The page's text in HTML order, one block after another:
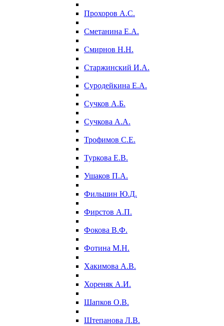
Прохоров А.С.
Сметанина Е.А.
Смирнов Н.Н.
Старжинский И.А.
Суродейкина Е.А.
Сучков А.Б.
Сучкова А.А.
Трофимов С.Е.
Туркова Е.В.
Ушаков П.А.
Фильшин Ю.Д.
Фирстов А.П.
Фокова В.Ф.
Фотина М.Н.
Хакимова А.В.
Хореняк А.И.
Шапков О.В.
Штепанова Л.В.